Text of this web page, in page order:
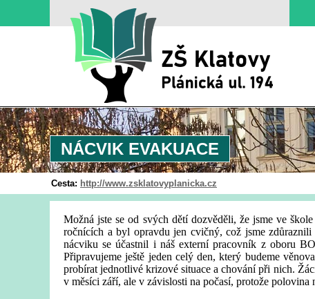
NÁCVIK EVAKUACE
Cesta: http://www.zsklatovyplanicka.cz
Možná jste se od svých dětí dozvěděli, že jsme ve
ročnících a byl opravdu jen cvičný, což jsme
nácviku se účastnil i náš externí pracovník z oboru
Připravujeme ještě jeden celý den, který budeme
probírat jednotlivé krizové situace a chování při nich.
v měsíci září, ale v závislosti na počasí, protože polovina